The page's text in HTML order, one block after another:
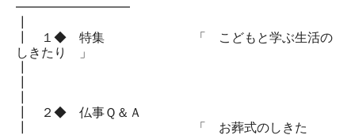
━━━━━━━━━
┃ １◆ 特集 「 こどもと学ぶ生活の
しきたり 」
┃ ２◆ 仏事Ｑ＆Ａ
┃ 「 お葬式のしきた